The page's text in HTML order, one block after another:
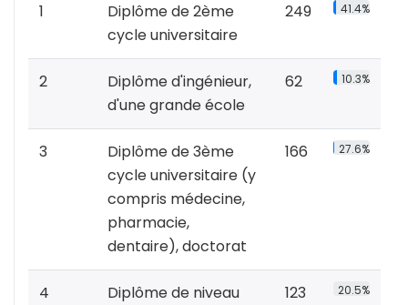
1
Diplôme de 2ème
cycle universitaire
249 41.4%
2
Diplôme d'ingénieur,
d'une grande école
62 10.3%
3
Diplôme de 3ème
cycle universitaire (y
compris médecine,
pharmacie,
dentaire), doctorat
166 27.6%
4
Diplôme de niveau
123 20.5%